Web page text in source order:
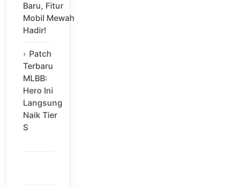
Baru, Fitur
Mobil Mewah
Hadir!
Patch
Terbaru
MLBB:
Hero Ini
Langsung
Naik Tier
S